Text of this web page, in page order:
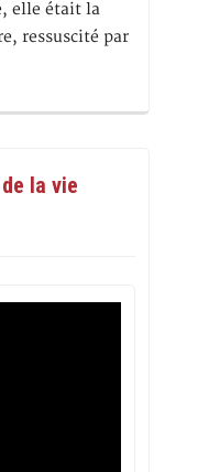
elle était la
ressuscité par
la vie